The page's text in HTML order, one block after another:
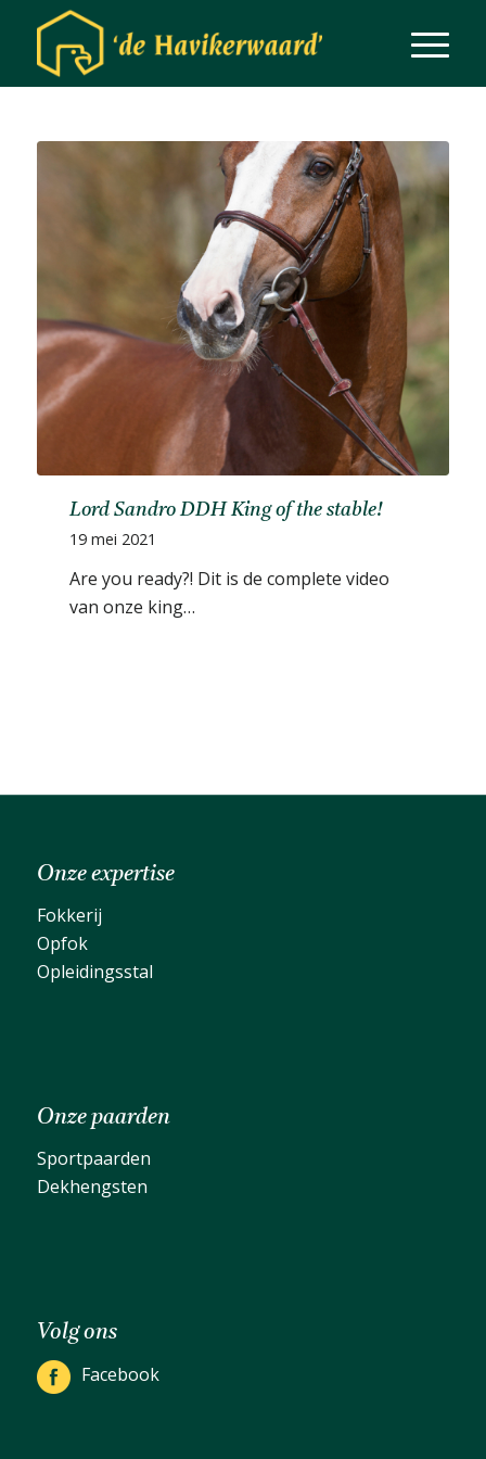
Lord Sandro DDH King of the stable!
19 mei 2021
Are you ready?! Dit is de complete video
van onze king…
Onze expertise
Fokkerij
Opfok
Opleidingsstal
Onze paarden
Sportpaarden
Dekhengsten
Volg ons
Facebook